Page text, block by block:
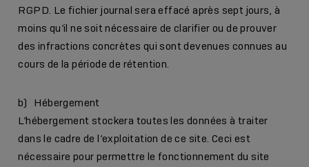
RGPD. Le fichier journal sera effacé après sept jours, à
moins qu’il ne soit nécessaire de clarifier ou de prouver
des infractions concrètes qui sont devenues connues au
cours de la période de rétention.
b) Hébergement
L’hébergement stockera toutes les données à traiter
dans le cadre de l’exploitation de ce site. Ceci est
nécessaire pour permettre le fonctionnement du site